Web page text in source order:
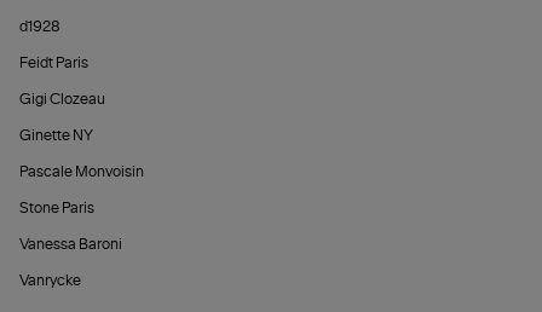
d1928
Feidt Paris
Gigi Clozeau
Ginette NY
Pascale Monvoisin
Stone Paris
Vanessa Baroni
Vanrycke